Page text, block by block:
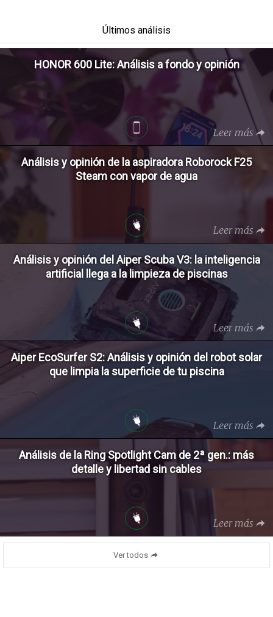
Últimos análisis
HONOR 600 Lite: Análisis a fondo y opinión
Leer más
Análisis y opinión de la aspiradora Roborock F25
Steam con vapor de agua
Leer más
Análisis y opinión del Aiper Scuba V3: la inteligencia
artificial llega a la limpieza de piscinas
Leer más
Aiper EcoSurfer S2: Análisis y opinión del robot solar
que limpia la superficie de tu piscina
Leer más
Análisis de la Ring Spotlight Cam de 2ª gen.: más
detalle y libertad sin cables
Leer más
Ver todos